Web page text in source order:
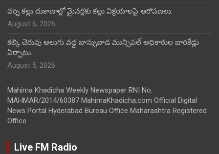
వర్ని కల్లు దుకాణాల్లో మైనర్లకు కల్లు విక్రయాలపై ఆరోపణలు.
August 6, 2026
కల్కి చెరువు అలుగు వద్ద బాన్సువాడ మున్సిపల్ అధికారుల బారికేడ్లు
ఏర్పాటు.
August 5, 2026
Mahima Khadicha Weekly Newspaper RNI No.
MAHMAR/2014/60387 MahimaKhadicha.com Official Digital
News Portal Hyderabad Bureau Office Maharashtra Registered
Office
Live FM Radio